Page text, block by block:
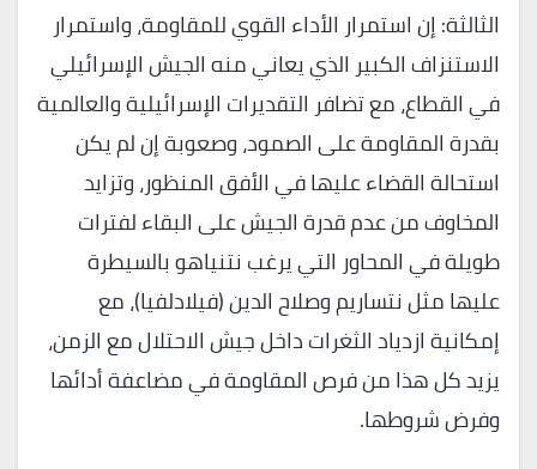
الثالثة: إن استمرار الأداء القوي للمقاومة، واستمرار
الاستنزاف الكبير الذي يعاني منه الجيش الإسرائيلي
في القطاع، مع تضافر التقديرات الإسرائيلية والعالمية
بقدرة المقاومة على الصمود، وصعوبة إن لم يكن
استحالة القضاء عليها في الأفق المنظور، وتزايد
المخاوف من عدم قدرة الجيش على البقاء لفترات
طويلة في المحاور التي يرغب نتنياهو بالسيطرة
عليها مثل نتساريم وصلاح الدين (فيلادلفيا)، مع
إمكانية ازدياد الثغرات داخل جيش الاحتلال مع الزمن،
يزيد كل هذا من فرص المقاومة في مضاعفة أدائها
وفرض شروطها.